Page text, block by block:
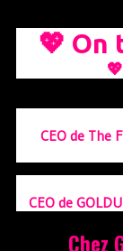
💖 On
CEO de The
CEO de
Chez